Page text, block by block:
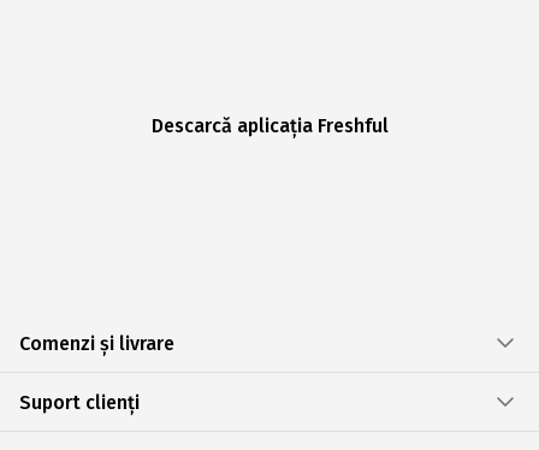
Descarcă aplicația Freshful
Comenzi și livrare
Suport clienți